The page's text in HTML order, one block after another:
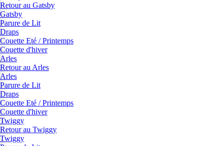
Retour au Gatsby
Gatsby
Parure de Lit
Draps
Couette Eté / Printemps
Couette d'hiver
Arles
Retour au Arles
Arles
Parure de Lit
Draps
Couette Eté / Printemps
Couette d'hiver
Twiggy
Retour au Twiggy
Twiggy